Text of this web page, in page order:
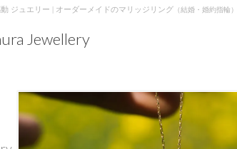
ジュエリー | オーダーメイドのマリッジリング （結婚・婚約指輪）
Jewellery